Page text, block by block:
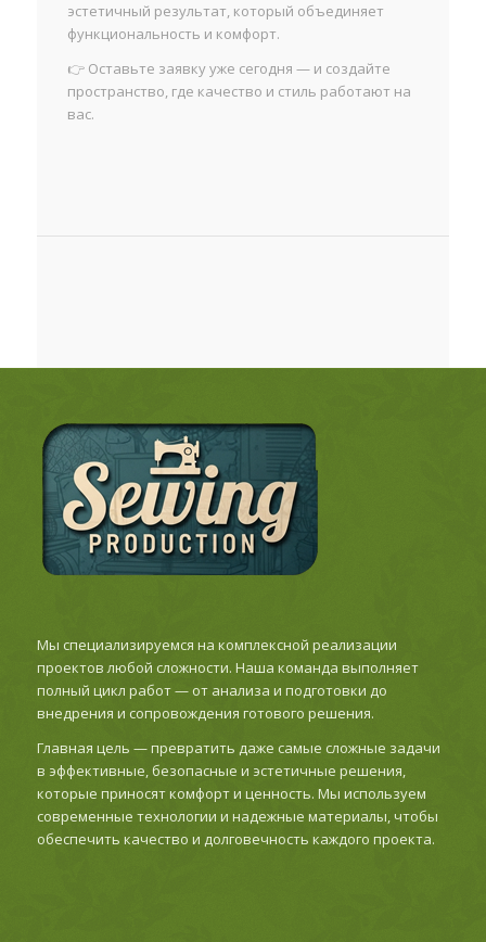
эстетичный результат, который объединяет
функциональность и комфорт.
👉 Оставьте заявку уже сегодня — и создайте
пространство, где качество и стиль работают на
вас.
Мы специализируемся на комплексной реализации
проектов любой сложности. Наша команда выполняет
полный цикл работ — от анализа и подготовки до
внедрения и сопровождения готового решения.
Главная цель — превратить даже самые сложные задачи
в эффективные, безопасные и эстетичные решения,
которые приносят комфорт и ценность. Мы используем
современные технологии и надежные материалы, чтобы
обеспечить качество и долговечность каждого проекта.